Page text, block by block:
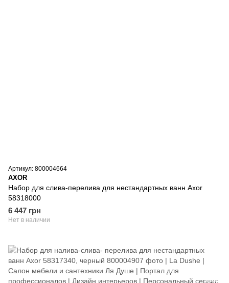
Артикул: 800004664
AXOR
Набор для слива-перелива для нестандартных ванн Axor
58318000
6 447 грн
Нет в наличии